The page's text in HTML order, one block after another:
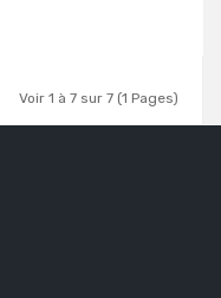
Voir 1 à 7 sur 7 (1 Pages)